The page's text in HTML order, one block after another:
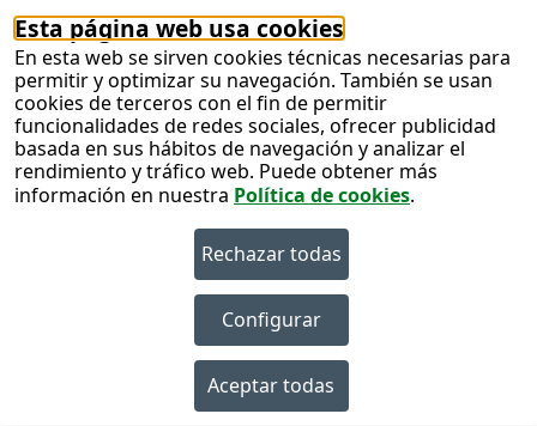
Esta página web usa cookies
En esta web se sirven cookies técnicas necesarias para
permitir y optimizar su navegación. También se usan
cookies de terceros con el fin de permitir
funcionalidades de redes sociales, ofrecer publicidad
basada en sus hábitos de navegación y analizar el
rendimiento y tráfico web. Puede obtener más
información en nuestra Política de cookies.